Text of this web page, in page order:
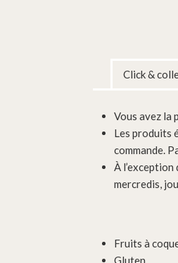
Click &
Vous avez la
Les produits
commande.
À
mercredis,
Fruits à
Gluten